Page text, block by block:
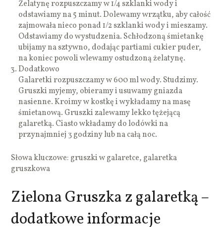
Żelatynę rozpuszczamy w 1/4 szklanki wody i
odstawiamy na 5 minut. Dolewamy wrzątku, aby całość
zajmowała nieco ponad 1/2 szklanki wody i mieszamy.
Odstawiamy do wystudzenia. Schłodzoną śmietankę
ubijamy na sztywno, dodając partiami cukier puder,
na koniec powoli wlewamy ostudzoną żelatynę.
Dodatkowo
Galaretki rozpuszczamy w 600 ml wody. Studzimy.
Gruszki myjemy, obieramy i usuwamy gniazda
nasienne. Kroimy w kostkę i wykładamy na masę
śmietanową. Gruszki zalewamy lekko tężejącą
galaretką. Ciasto wkładamy do lodówki na
przynajmniej 3 godziny lub na całą noc.
Słowa kluczowe: gruszki w galaretce, galaretka
gruszkowa
Zielona Gruszka z galaretką –
dodatkowe informacje